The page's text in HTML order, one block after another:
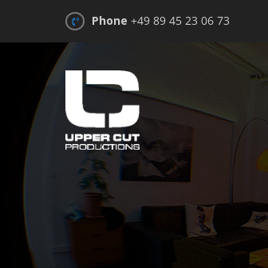
Skip to the content
Phone +49 89 45 23 06 73